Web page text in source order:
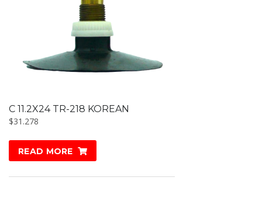
C 11.2X24 TR-218 KOREAN
$31.278
READ MORE